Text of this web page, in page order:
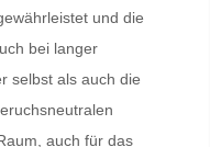
und die
bei langer
selbst als auch die
auch für das